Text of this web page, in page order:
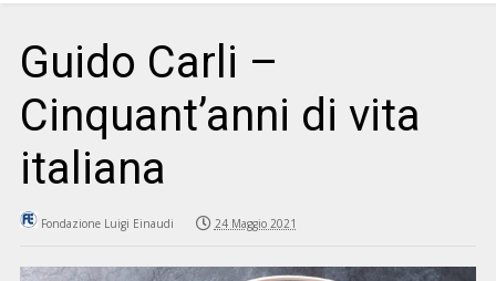
Guido Carli –
Cinquant’anni di vita
italiana
Fondazione Luigi Einaudi 24 Maggio 2021